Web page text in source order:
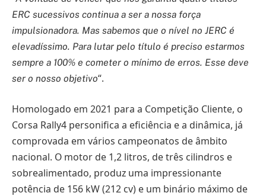
ERC sucessivos continua a ser a nossa força
impulsionadora. Mas sabemos que o nível no JERC é
elevadíssimo. Para lutar pelo título é preciso estarmos
sempre a 100% e cometer o mínimo de erros. Esse deve
ser o nosso objetivo“.
Homologado em 2021 para a Competição Cliente, o
Corsa Rally4 personifica a eficiência e a dinâmica, já
comprovada em vários campeonatos de âmbito
nacional. O motor de 1,2 litros, de três cilindros e
sobrealimentado, produz uma impressionante
potência de 156 kW (212 cv) e um binário máximo de